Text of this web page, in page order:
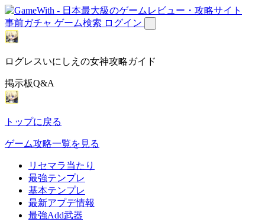
事前ガチャ ゲーム検索 ログイン
ログレスいにしえの女神攻略ガイド
掲示板Q&A
トップに戻る
ゲーム攻略一覧を見る
リセマラ当たり
最強テンプレ
基本テンプレ
最新アプデ情報
最強Add武器